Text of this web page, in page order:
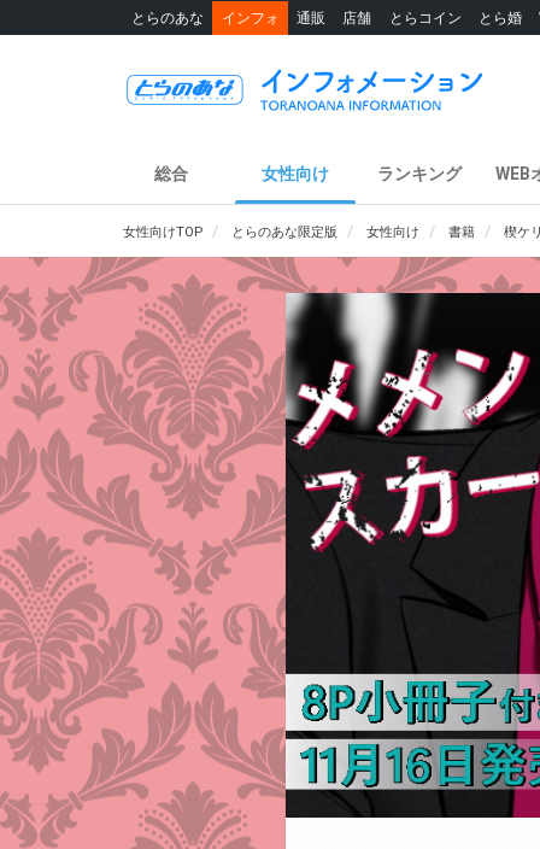
とらのあな インフォ 通販 店舗 とらコイン とら婚
総合 女性向け ランキング WEB
女性向けTOP とらのあな限定版 女性向け 書籍 楔ケ